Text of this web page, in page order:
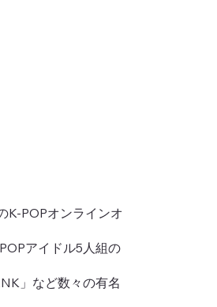
K-POPオンラインオ
アイドル5人組の
」など数々の有名